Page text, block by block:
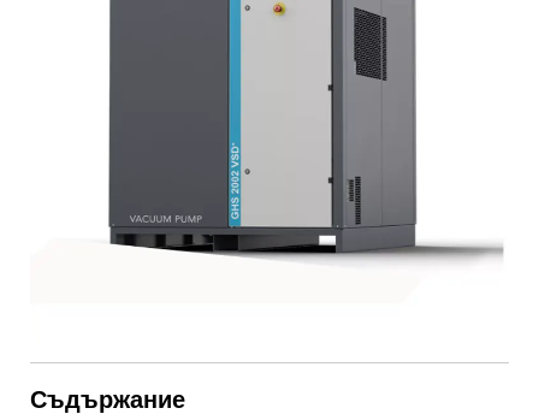
Съдържание